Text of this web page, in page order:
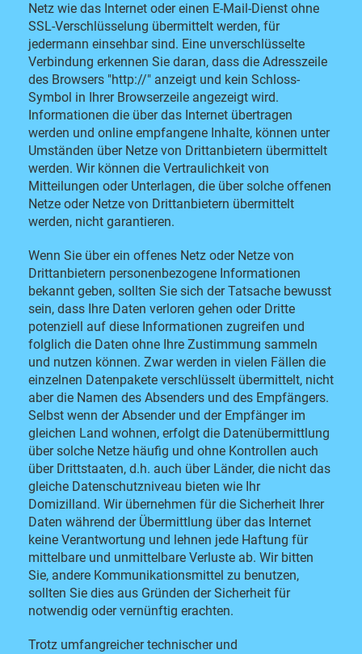
Netz wie das Internet oder einen E-Mail-Dienst ohne
SSL-Verschlüsselung übermittelt werden, für
jedermann einsehbar sind. Eine unverschlüsselte
Verbindung erkennen Sie daran, dass die Adresszeile
des Browsers "http://" anzeigt und kein Schloss-
Symbol in Ihrer Browserzeile angezeigt wird.
Informationen die über das Internet übertragen
werden und online empfangene Inhalte, können unter
Umständen über Netze von Drittanbietern übermittelt
werden. Wir können die Vertraulichkeit von
Mitteilungen oder Unterlagen, die über solche offenen
Netze oder Netze von Drittanbietern übermittelt
werden, nicht garantieren.
Wenn Sie über ein offenes Netz oder Netze von
Drittanbietern personenbezogene Informationen
bekannt geben, sollten Sie sich der Tatsache bewusst
sein, dass Ihre Daten verloren gehen oder Dritte
potenziell auf diese Informationen zugreifen und
folglich die Daten ohne Ihre Zustimmung sammeln
und nutzen können. Zwar werden in vielen Fällen die
einzelnen Datenpakete verschlüsselt übermittelt, nicht
aber die Namen des Absenders und des Empfängers.
Selbst wenn der Absender und der Empfänger im
gleichen Land wohnen, erfolgt die Datenübermittlung
über solche Netze häufig und ohne Kontrollen auch
über Drittstaaten, d.h. auch über Länder, die nicht das
gleiche Datenschutzniveau bieten wie Ihr
Domizilland. Wir übernehmen für die Sicherheit Ihrer
Daten während der Übermittlung über das Internet
keine Verantwortung und lehnen jede Haftung für
mittelbare und unmittelbare Verluste ab. Wir bitten
Sie, andere Kommunikationsmittel zu benutzen,
sollten Sie dies aus Gründen der Sicherheit für
notwendig oder vernünftig erachten.
Trotz umfangreicher technischer und